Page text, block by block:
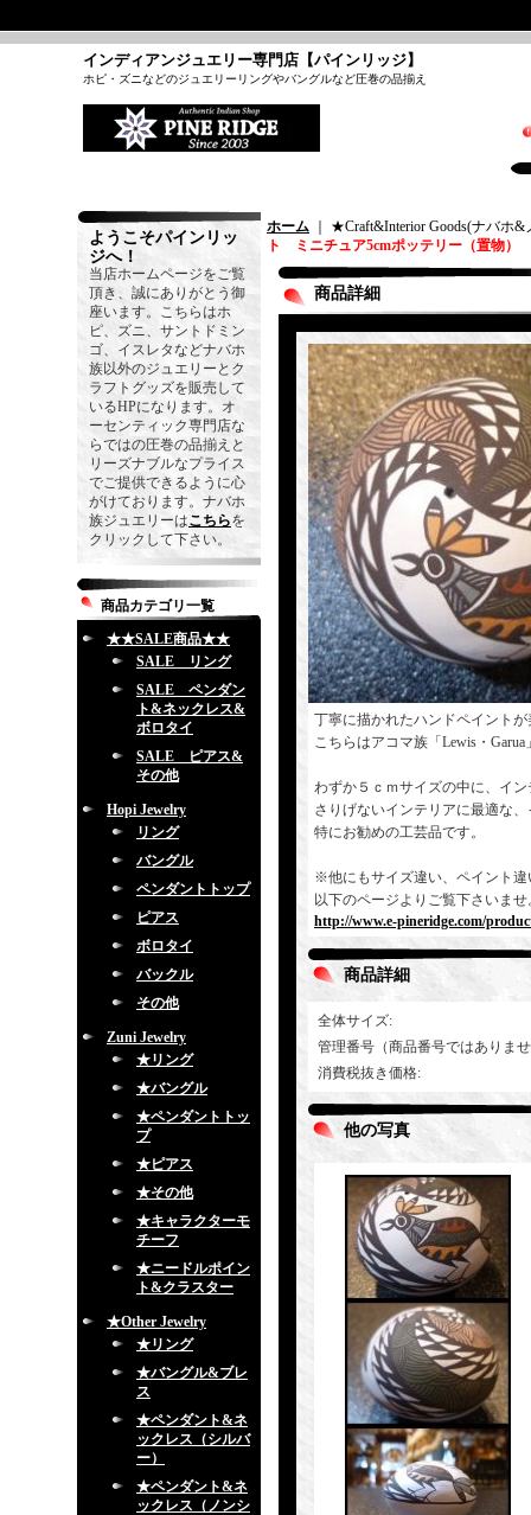
インディアンジュエリー専門店【パインリッジ】
ホピ・ズニなどのジュエリーリングやバングルなど圧巻の品揃え
ようこそパインリッ
ジへ！
当店ホームページをご覧
頂き、誠にありがとう御
座います。こちらはホ
ピ、ズニ、サントドミン
ゴ、イスレタなどナバホ
族以外のジュエリーとク
ラフトグッズを販売して
いるHPになります。オ
ーセンティック専門店な
らではの圧巻の品揃えと
リーズナブルなプライス
でご提供できるように心
がけております。ナバホ
族ジュエリーはこちらを
クリックして下さい。
商品カテゴリ一覧
★★SALE商品★★
SALE リング
SALE ペンダン
ト&ネックレス&
ボロタイ
SALE ピアス&
その他
Hopi Jewelry
リング
バングル
ペンダントトップ
ピアス
ボロタイ
バックル
その他
Zuni Jewelry
★リング
★バングル
★ペンダントトッ
プ
★ピアス
★その他
★キャラクターモ
チーフ
★ニードルポイン
ト&クラスター
★Other Jewelry
★リング
★バングル&ブレ
ス
★ペンダント&ネ
ックレス（シルバ
ー）
★ペンダント&ネ
ックレス（ノンシ
ホーム ｜ ★Craft&Interior Goods(ナバホ
ト ミニチュア5cmポッテリー（置物）
商品詳細
丁寧に描かれたハンドペイント
こちらはアコマ族「Lewis・
わずか５ｃｍサイズの中に、イ
さりげないインテリアに最適な
特にお勧めの工芸品です。
※他にもサイズ違い、ペイント
以下のページよりご覧下さいませ
http://www.e-pineridge.com/
商品詳細
全体サイズ:
管理番号（商品番号ではありま
消費税抜き価格:
他の写真